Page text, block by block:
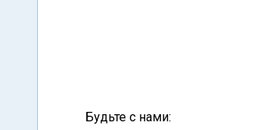
Будьте с нами: